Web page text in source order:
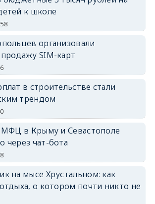
к школе
организовали
SIM-карт
в строительстве стали
трендом
МФЦ в Крыму и Севастополе
через чат-бота
на мысе Хрустальном: как
о котором почти никто не